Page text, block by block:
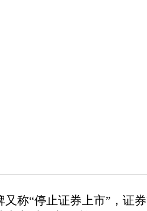
又称“停止证券上市”，证